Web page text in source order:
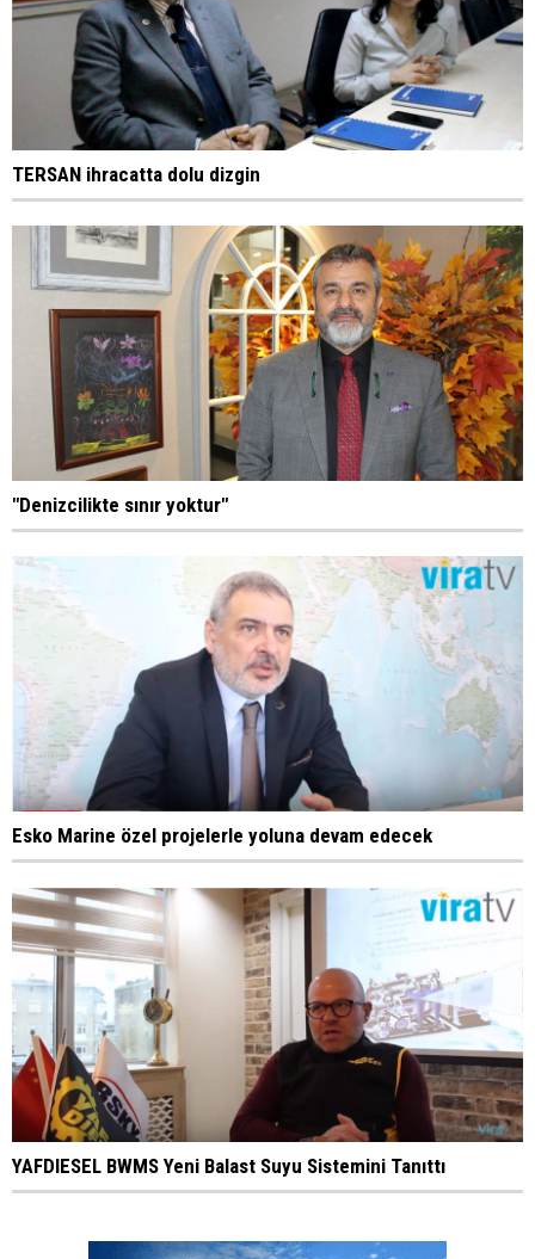
TERSAN ihracatta dolu dizgin
"Denizcilikte sınır yoktur"
Esko Marine özel projelerle yoluna devam edecek
YAFDIESEL BWMS Yeni Balast Suyu Sistemini Tanıttı